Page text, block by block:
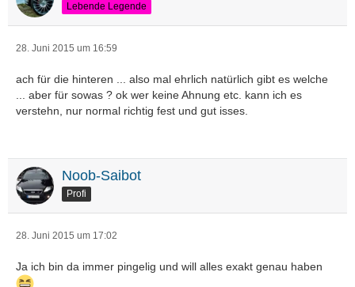
Lebende Legende
28. Juni 2015 um 16:59
ach für die hinteren ... also mal ehrlich natürlich gibt es welche
... aber für sowas ? ok wer keine Ahnung etc. kann ich es
verstehn, nur normal richtig fest und gut isses.
Noob-Saibot
Profi
28. Juni 2015 um 17:02
Ja ich bin da immer pingelig und will alles exakt genau haben